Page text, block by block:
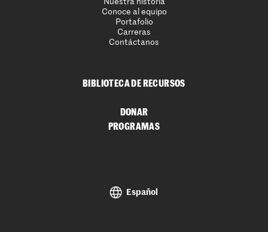
Nuestra historia
Conoce al equipo
Portafolio
Carreras
Contáctanos
BIBLIOTECA DE RECURSOS
DONAR
PROGRAMAS
Español